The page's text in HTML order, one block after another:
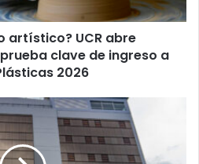
artístico? UCR abre
clave de ingreso a
2026